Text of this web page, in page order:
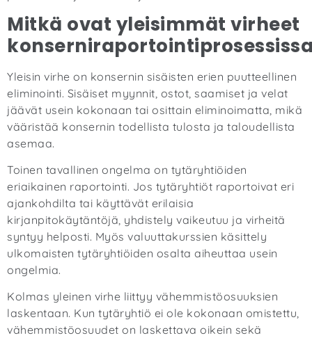
Mitkä ovat yleisimmät virheet
Yleisin virhe on konsernin sisäisten erien puutteellinen
eliminointi. Sisäiset myynnit, ostot, saamiset ja velat
jäävät usein kokonaan tai osittain eliminoimatta, mikä
vääristää konsernin todellista tulosta ja taloudellista
asemaa.
Toinen tavallinen ongelma on tytäryhtiöiden
eriaikainen raportointi. Jos tytäryhtiöt raportoivat eri
ajankohdilta tai käyttävät erilaisia
kirjanpitokäytäntöjä, yhdistely vaikeutuu ja virheitä
syntyy helposti. Myös valuuttakurssien käsittely
ulkomaisten tytäryhtiöiden osalta aiheuttaa usein
ongelmia.
Kolmas yleinen virhe liittyy vähemmistöosuuksien
laskentaan. Kun tytäryhtiö ei ole kokonaan omistettu,
vähemmistöosuudet on laskettava oikein sekä